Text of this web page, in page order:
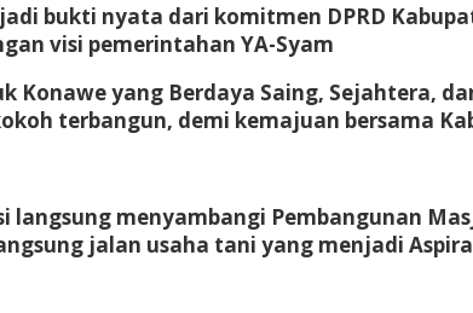
bukti nyata dari komitmen DPRD
visi pemerintahan YA-Syam
Konawe yang Berdaya Saing, Sejahtera,
terbangun, demi kemajuan bersama
langsung menyambangi Pembangunan
jalan usaha tani yang menjadi